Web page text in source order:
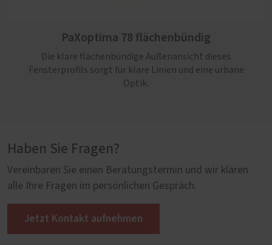
PaXoptima 78 flächenbündig
Die klare flächenbündige Außenansicht dieses
Fensterprofils sorgt für klare Linien und eine urbane
Optik.
Funktionale und optische Modernität bringt dieses
flächenbündige Holz-Aluminium-Profil mit sich und
eignet sich so bestens für den Neubau.
Haben Sie Fragen?
Vereinbaren Sie einen Beratungstermin und wir klären
alle Ihre Fragen im persönlichen Gespräch.
Jetzt Kontakt aufnehmen